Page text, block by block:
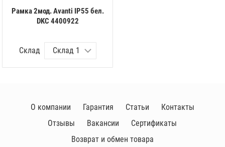
Рамка 2мод. Avanti IP55 бел.
DKC 4400922
Склад
О компании Гарантия Статьи
Контакты
Отзывы
Вакансии
Сертификаты
Возврат и обмен товара